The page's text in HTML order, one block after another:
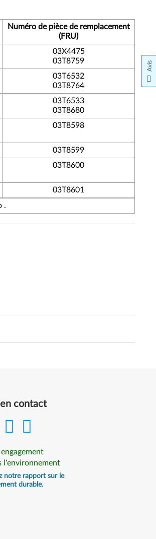
Numéro de pièce de remplacement
(FRU)
03X4475
03T8759
03T6532
03T8764
03T6533
03T8680
03T8598
03T8599
03T8600
03T8601
.
contact
l'environnement
notre rapport sur le
durable.
Avis